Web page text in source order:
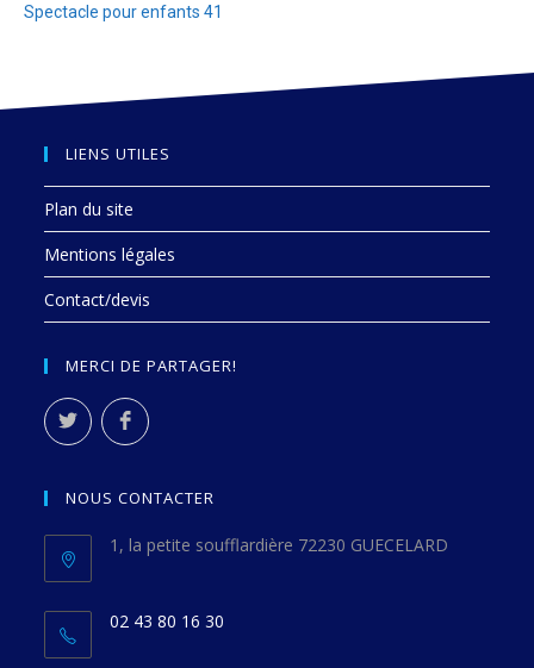
Spectacle pour enfants 41
LIENS UTILES
Plan du site
Mentions légales
Contact/devis
MERCI DE PARTAGER!
NOUS CONTACTER
1, la petite soufflardière 72230 GUECELARD
02 43 80 16 30